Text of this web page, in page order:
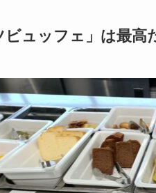
ビュッフェ」は最高